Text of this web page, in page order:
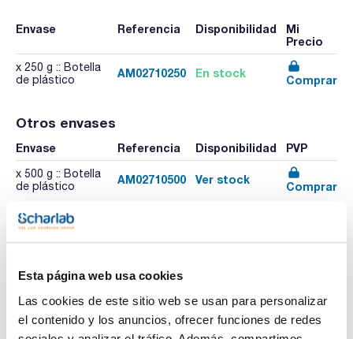
Esta página web usa cookies
Las cookies de este sitio web se usan para personalizar
el contenido y los anuncios, ofrecer funciones de redes
Envase Referencia Disponibilidad
Mi
Precio
x 250 g :: Botella
de plástico
AM02710250 En stock
Comprar
Otros envases
Envase Referencia Disponibilidad PVP
x 500 g :: Botella
de plástico
AM02710500 Ver stock
Comprar
producto
Características
Capacidad : x 250 g
- Sinónimos: Ácido acético, sal de amonio
- CH3COONH4